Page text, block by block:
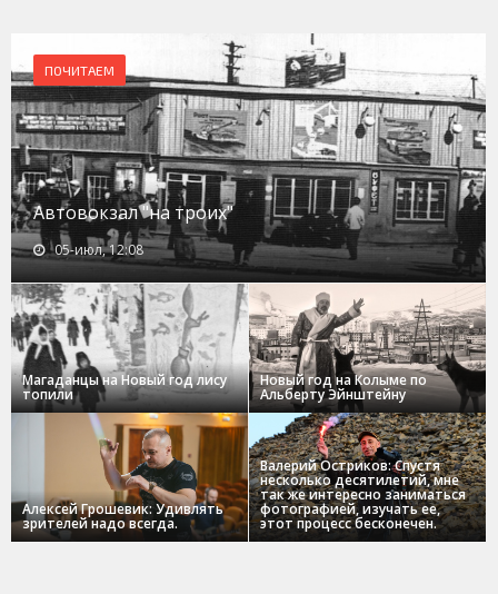
ПОЧИТАЕМ
Автовокзал "на троих"
05-июл, 12:08
Магаданцы на Новый год лису
топили
Новый год на Колыме по
Альберту Эйнштейну
Алексей Грошевик: Удивлять
зрителей надо всегда.
Валерий Остриков: Спустя
несколько десятилетий, мне
так же интересно заниматься
фотографией, изучать ее,
этот процесс бесконечен.